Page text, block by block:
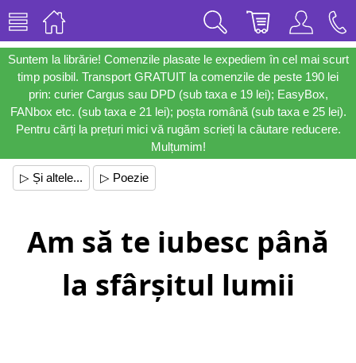
Suntem la librărie! Comenzile plasate le expediem în cel mai scurt
timp posibil. Transport GRATUIT la comenzile de peste 190 lei
prin: curier Cargus sau DPD (sub taxa e 19 lei); EasyBox,
FANbox etc. (sub taxa e 21 lei); poșta română (sub taxa e 25 lei).
Pentru cărți la prețuri mici vă rugăm scrieți la căutare reducere.
Mulțumim!
▷ Și altele... ▷ Poezie
Am să te iubesc până
la sfârșitul lumii